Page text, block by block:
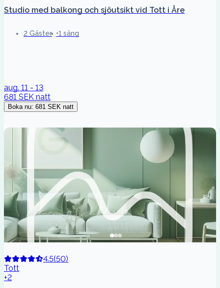
Studio med balkong och sjöutsikt vid Tott i Åre
2 Gäster 1 säng
aug. 11 - 13
681 SEK natt
Boka nu: 681 SEK natt
4.5(50)
Tott
+2